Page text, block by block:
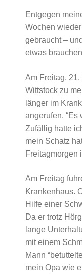
Entgegen
Wochen
gebraucht –
etwas
Am Freitag,
Wittstock zu
länger im
angerufen. “Es
Zufällig hatte
mein Schatz
Freitagmorgen
Am Freitag
Krankenhaus.
Hilfe einer
Da er trotz
lange
mit einem
Mann
mein Opa wie